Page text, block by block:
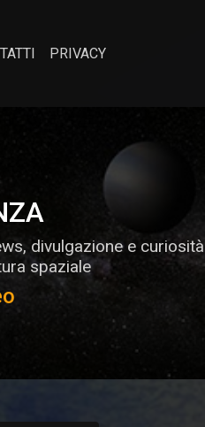
PRIVACY
divulgazione e
spaziale